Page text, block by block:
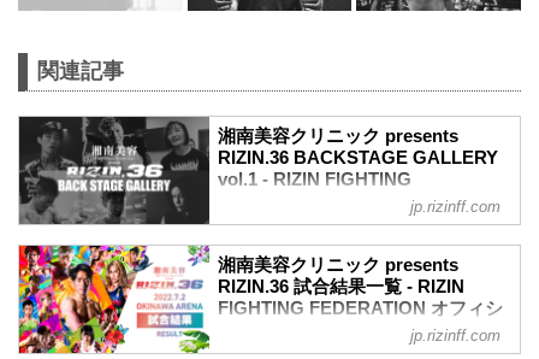
関連記事
湘南美容クリニック presents
RIZIN.36 BACKSTAGE GALLERY
vol.1 - RIZIN FIGHTING
FEDERATION オフィシャルサイト
収めた「BACKSTAGE GALLERY」
第1試合～第9試合までのvol.2はこちら
第13試合 ／鈴木博昭 vs. 平本蓮
jp.rizinff.com
湘南美容クリニック presents
RIZIN.36 試合結果一覧 - RIZIN
FIGHTING FEDERATION オフィシ
jp.rizinff.com